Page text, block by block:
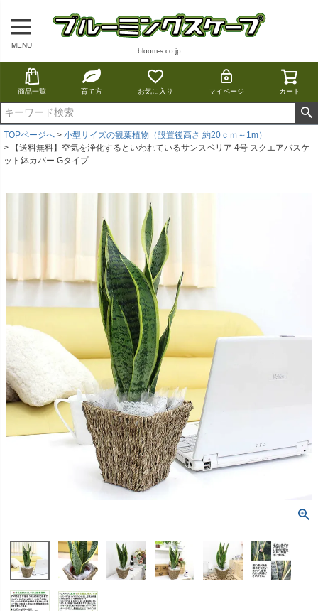
MENU
bloom-s.co.jp
商品一覧 育て方 お気に入り マイページ カート
TOPページへ
小型サイズの観葉植物（設置後高さ 約20ｃｍ～1m）
【送料無料】空気を浄化するといわれているサンスベリア 4号 スクエアバスケ
ット鉢カバー Gタイプ